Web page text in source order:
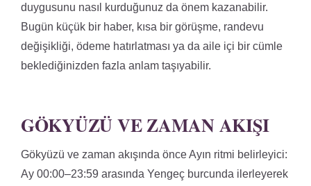
duygusunu nasıl kurduğunuz da önem kazanabilir.
Bugün küçük bir haber, kısa bir görüşme, randevu
değişikliği, ödeme hatırlatması ya da aile içi bir cümle
beklediğinizden fazla anlam taşıyabilir.
GÖKYÜZÜ VE ZAMAN AKIŞI
Gökyüzü ve zaman akışında önce Ayın ritmi belirleyici:
Ay 00:00–23:59 arasında Yengeç burcunda ilerleyerek